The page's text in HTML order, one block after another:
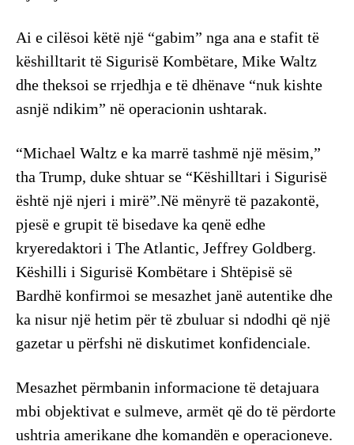
Ai e cilësoi këtë një “gabim” nga ana e stafit të
këshilltarit të Sigurisë Kombëtare, Mike Waltz
dhe theksoi se rrjedhja e të dhënave “nuk kishte
asnjë ndikim” në operacionin ushtarak.
“Michael Waltz e ka marrë tashmë një mësim,”
tha Trump, duke shtuar se “Këshilltari i Sigurisë
është një njeri i mirë”.Në mënyrë të pazakontë,
pjesë e grupit të bisedave ka qenë edhe
kryeredaktori i The Atlantic, Jeffrey Goldberg.
Këshilli i Sigurisë Kombëtare i Shtëpisë së
Bardhë konfirmoi se mesazhet janë autentike dhe
ka nisur një hetim për të zbuluar si ndodhi që një
gazetar u përfshi në diskutimet konfidenciale.
Mesazhet përmbanin informacione të detajuara
mbi objektivat e sulmeve, armët që do të përdorte
ushtria amerikane dhe komandën e operacioneve.